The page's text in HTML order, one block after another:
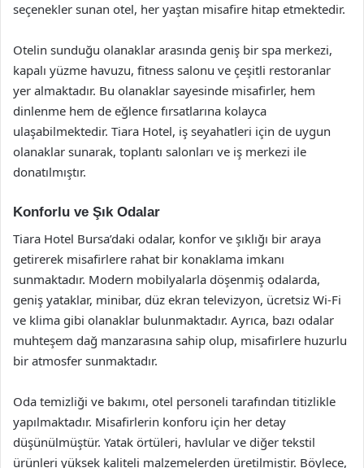
seçenekler sunan otel, her yaştan misafire hitap etmektedir.
Otelin sunduğu olanaklar arasında geniş bir spa merkezi,
kapalı yüzme havuzu, fitness salonu ve çeşitli restoranlar
yer almaktadır. Bu olanaklar sayesinde misafirler, hem
dinlenme hem de eğlence fırsatlarına kolayca
ulaşabilmektedir. Tiara Hotel, iş seyahatleri için de uygun
olanaklar sunarak, toplantı salonları ve iş merkezi ile
donatılmıştır.
Konforlu ve Şık Odalar
Tiara Hotel Bursa’daki odalar, konfor ve şıklığı bir araya
getirerek misafirlere rahat bir konaklama imkanı
sunmaktadır. Modern mobilyalarla döşenmiş odalarda,
geniş yataklar, minibar, düz ekran televizyon, ücretsiz Wi-Fi
ve klima gibi olanaklar bulunmaktadır. Ayrıca, bazı odalar
muhteşem dağ manzarasına sahip olup, misafirlere huzurlu
bir atmosfer sunmaktadır.
Oda temizliği ve bakımı, otel personeli tarafından titizlikle
yapılmaktadır. Misafirlerin konforu için her detay
düşünülmüştür. Yatak örtüleri, havlular ve diğer tekstil
ürünleri yüksek kaliteli malzemelerden üretilmiştir. Böylece,